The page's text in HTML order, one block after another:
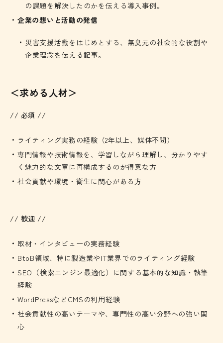
の課題を解決したのかを伝える導入事例。
企業の想いと活動の発信
災害支援活動をはじめとする、無臭元の社会的な役割や
企業理念を伝える記事。
＜求める人材＞
// 必須 //
ライティング実務の経験（2年以上、媒体不問）
専門情報や技術情報を、学習しながら理解し、分かりやす
く魅力的な文章に再構成するのが得意な方
社会貢献や環境・衛生に関心がある方
// 歓迎 //
取材・インタビューの実務経験
BtoB領域、特に製造業やIT業界でのライティング経験
SEO（検索エンジン最適化）に関する基本的な知識・執筆
経験
WordPressなどCMSの利用経験
社会貢献性の高いテーマや、専門性の高い分野への強い関
心